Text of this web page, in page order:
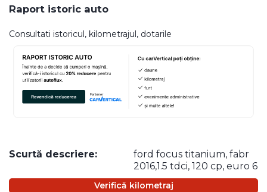
Raport istoric auto
Consultati istoricul, kilometrajul, dotarile
Scurtă descriere:
ford focus titanium, fabr
2016,1.5 tdci, 120 cp, euro 6
Verifică kilometraj